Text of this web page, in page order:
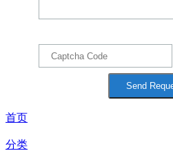
首页
分类